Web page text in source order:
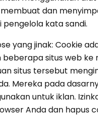
dan
pengelola kata sandi.
yang jinak: Cookie
beberapa situs web ke
situs tersebut
Mereka pada
untuk iklan.
Anda dan hapus